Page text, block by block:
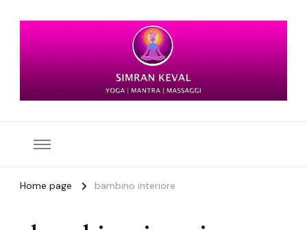
Home page bambino interiore